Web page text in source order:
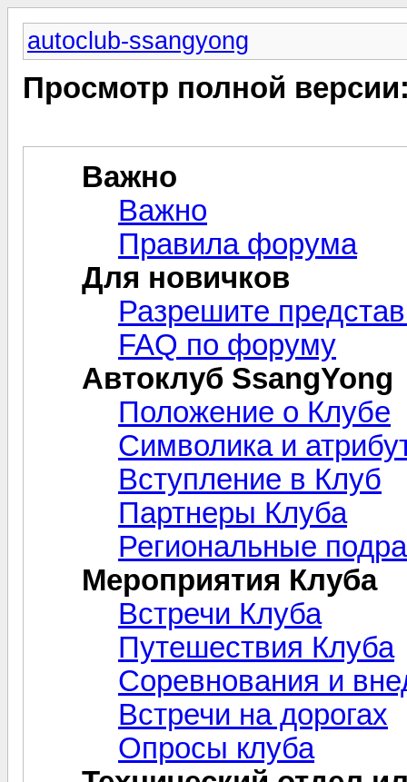
autoclub-ssangyong
Просмотр полной
Важно
Важно
Правила форума
Для новичков
Разрешите
FAQ по форуму
Автоклуб SsangYong
Положение о Клубе
Символика и
Вступление в Клуб
Партнеры Клуба
Региональные
Мероприятия Клуба
Встречи Клуба
Путешествия Клуба
Соревнования и
Встречи на дорогах
Опросы клуба